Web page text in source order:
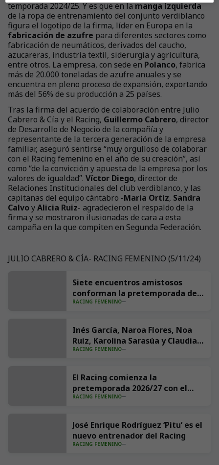
temporada 2024/25. Y es que en lamanga izquierda
de la ropa de entrenamiento del conjunto verdiblanco
figura el logotipo de la firma, líder en Europa en la
fabricación de azufre para diferentes sectores como
fabricación de neumáticos, derivados del caucho,
azucareras, industria textil, siderurgia y agricultura,
entre otros. La empresa, con sede en Polanco, fabrica
más de 20.000 toneladas de azufre anuales y se
encuentra en pleno proceso de expansión, exportando
más del 56% de su producción a 25 países.
Tras la firma del acuerdo de colaboración entre Julio
Cabrero & Cía y el Racing, Guillermo Cabrero, director
de Desarrollo de Negocio de la compañía y
representante de la tercera generación de la empresa
familiar, aseguró sentirse “muy orgulloso de colaborar
con el Racing femenino en el año de su creación”, así
como “de la convicción y apuesta de la empresa por los
valores de igualdad”. Víctor Diego, director de
Relaciones Institucionales del club verdiblanco, y las
capitanas del equipo cántabro -Maria Ortiz, Sandra
CalvoyAlicia Ruiz- agradecieron el respaldo de la
firma y se mostraron ilusionadas de cara a esta
campaña en la que compiten en Segunda Federación.
JULIO CABRERO & CÍA- RACING FEMENINO (5/11/24)
+4
Siete encuentros amistosos
conforman la pretemporada del
Racing
RACING FEMENINO
Inés García, Naroa Flores, Noa
Ruiz, Karolina Sarasúa y Claudia
Gómez, las incorporaciones del
RACING FEMENINO
El Racing comienza la
pretemporada 2026/27 con el
equipo definido al completo
RACING FEMENINO
José Enrique Rodríguez ‘Pitu’ es el
nuevo entrenador del Racing
RACING FEMENINO